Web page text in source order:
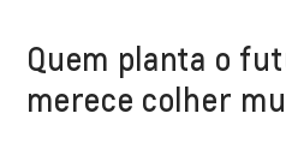
Quem planta o
merece colher